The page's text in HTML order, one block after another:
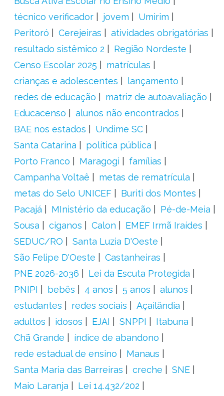
técnico verificador
jovem
Umirim
Peritoró
Cerejeiras
atividades obrigatórias
resultado sistêmico 2
Região Nordeste
Censo Escolar 2025
matrículas
crianças e adolescentes
lançamento
redes de educação
matriz de autoavaliação
Educacenso
alunos não encontrados
BAE nos estados
Undime SC
Santa Catarina
política pública
Porto Franco
Maragogi
famílias
Campanha Voltaê
metas de rematrícula
metas do Selo UNICEF
Buriti dos Montes
Pacajá
MInistério da educação
Pé-de-Meia
Sousa
ciganos Calon
EMEF Irmã Iraídes
SEDUC/RO
Santa Luzia D'Oeste
São Felipe D'Oeste
Castanheiras
PNE 2026-2036
Lei da Escuta Protegida
PNIPI
bebês 4 anos 5 anos
alunos
estudantes
redes sociais
Açailândia
adultos
idosos EJAI SNPPI
Itabuna
Chã Grande
índice de abandono
rede estadual de ensino
Manaus
Santa Maria das Barreiras
creche
SNE
Maio Laranja
Lei 14.432/202